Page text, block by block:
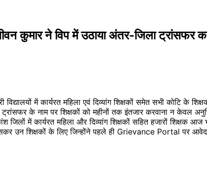
ने विप में उठाया अंतर-जिला ट्रांसफर का
विद्यालयों में कार्यरत महिला एवं दिव्यांग शिक्षकों समेत सभी कोटि के
के नाम पर शिक्षकों को महीनों तक इंतजार करवाना न केवल
जिलों में कार्यरत महिला और दिव्यांग शिक्षकों सहित हजारों
उन शिक्षकों के लिए जिन्होंने पहले ही Grievance Portal पर